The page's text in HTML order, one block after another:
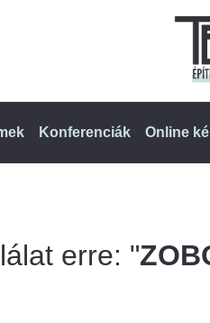
Konferenciák Online
erre: "